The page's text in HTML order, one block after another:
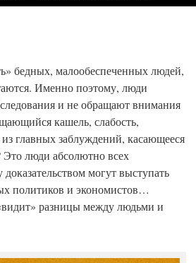
бедных, малообеспеченных людей,
Именно поэтому, люди
и не обращают внимания
кашель, слабость,
главных заблуждений, касающееся
Это люди абсолютно всех
могут выступать
политиков и экономистов…
разницы между людьми и